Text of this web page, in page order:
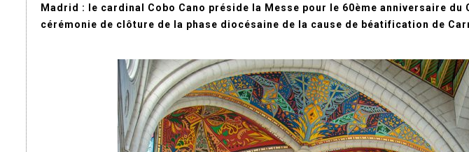
Madrid : le cardinal Cobo Cano préside la Messe pour le 60ème anniversaire du
cérémonie de clôture de la phase diocésaine de la cause de béatification de